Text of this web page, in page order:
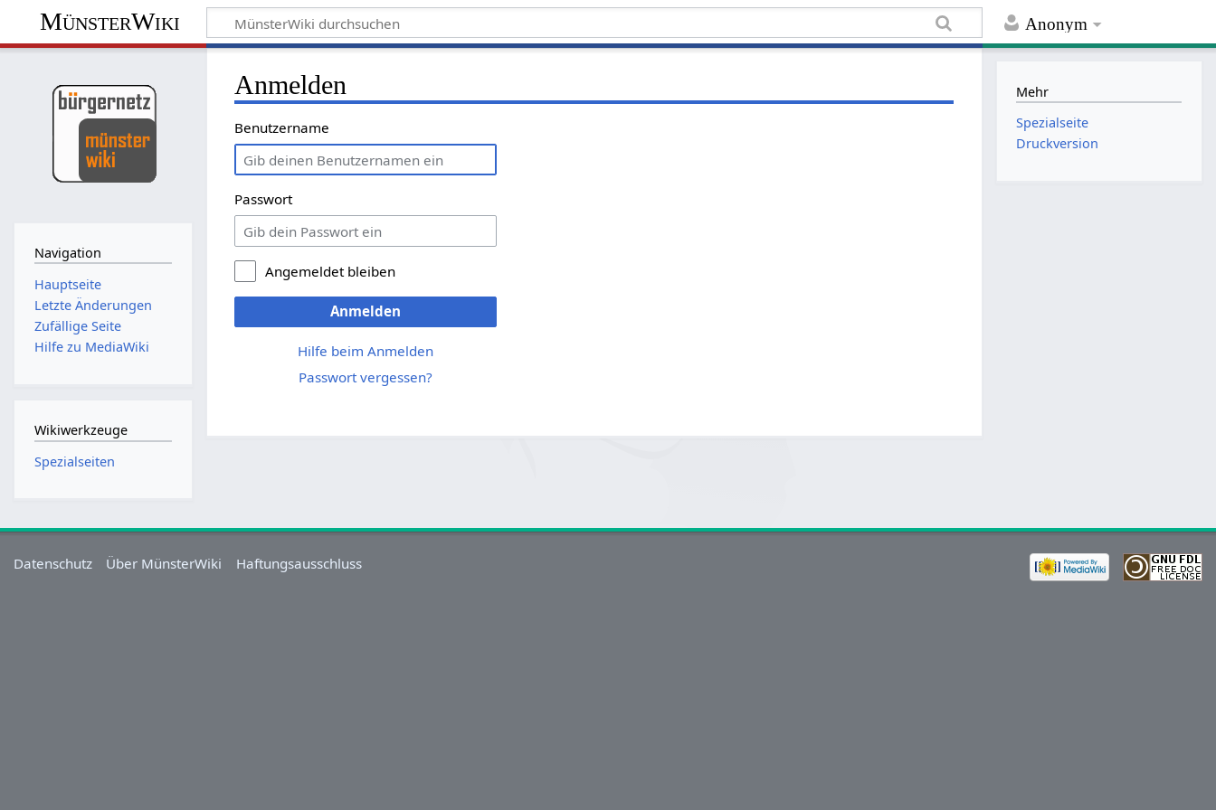
Anonym
MünsterWiki
Anmelden
Benutzername
Passwort
Angemeldet bleiben
Anmelden
Hilfe beim Anmelden
Passwort vergessen?
Navigation
Hauptseite
Letzte Änderungen
Zufällige Seite
Hilfe zu MediaWiki
Wikiwerkzeuge
Spezialseiten
Mehr
Spezialseite
Druckversion
Datenschutz Über MünsterWiki Haftungsausschluss